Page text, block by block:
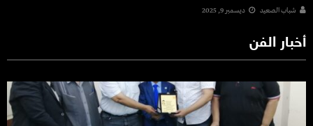
شباب الصعيد ديسمبر 9, 2025
أخبار الفن